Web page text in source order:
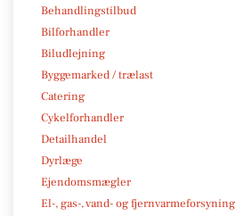
Behandlingstilbud
Bilforhandler
Biludlejning
Byggemarked / trælast
Catering
Cykelforhandler
Detailhandel
Dyrlæge
Ejendomsmægler
El-, gas-, vand- og fjernvarmeforsyning